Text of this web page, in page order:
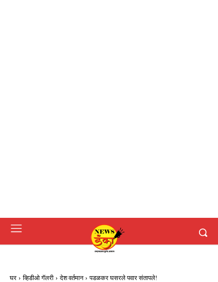
घर व्हिडीओ गॅलरी देश वर्तमान पडळकर घसरले पवार संतापले!